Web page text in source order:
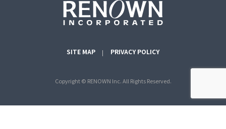
SITE MAP PRIVACY POLICY
Copyright © RENOWN Inc. All Rights Reserved.